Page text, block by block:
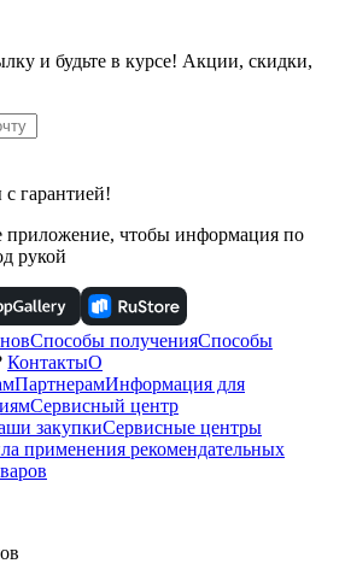
и будьте в курсе! Акции, скидки,
гарантией!
приложение, чтобы информация по
рукой
Способы полученияСпособы
КонтактыО
ПартнерамИнформация для
Сервисный центр
закупкиСервисные центры
применения рекомендательных